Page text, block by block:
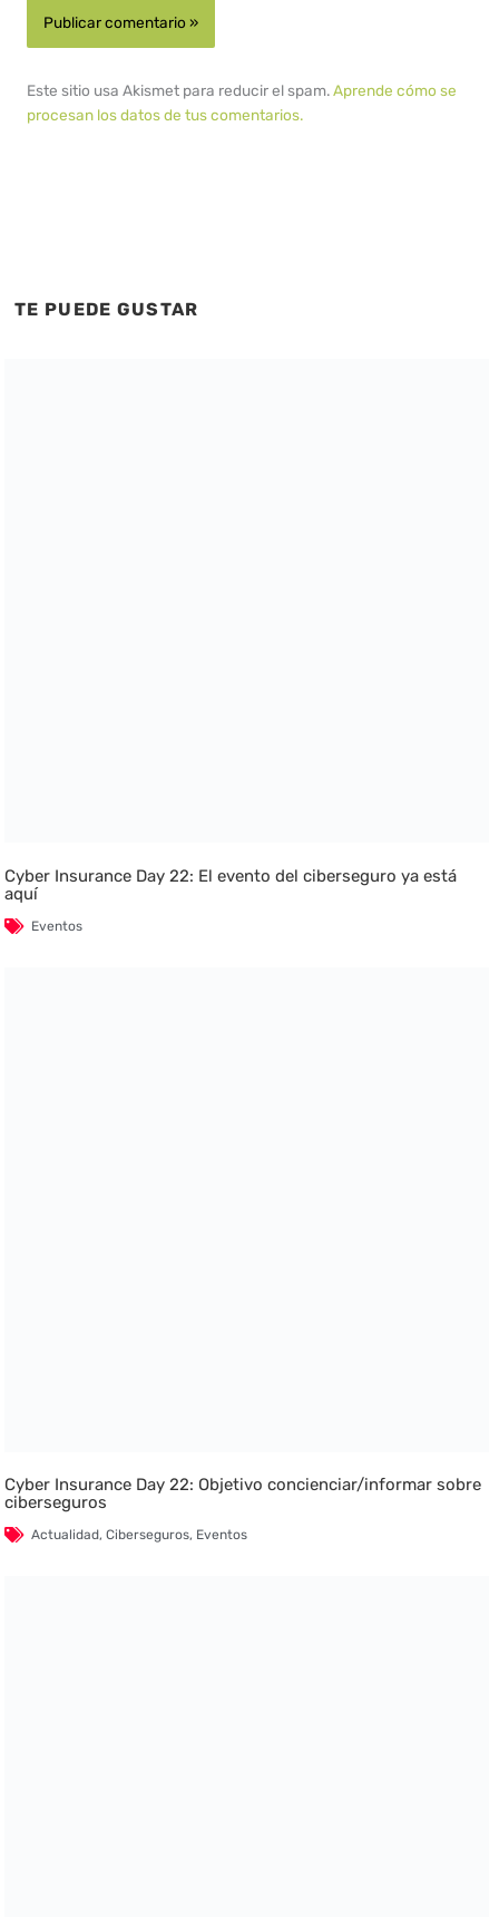
Este sitio usa Akismet para reducir el spam.Aprende cómo se
procesan los datos de tus comentarios.
TE PUEDE GUSTAR
Cyber Insurance Day 22: El evento del ciberseguro ya está
aquí
Eventos
Cyber Insurance Day 22: Objetivo concienciar/informar sobre
ciberseguros
Actualidad,Ciberseguros, Eventos